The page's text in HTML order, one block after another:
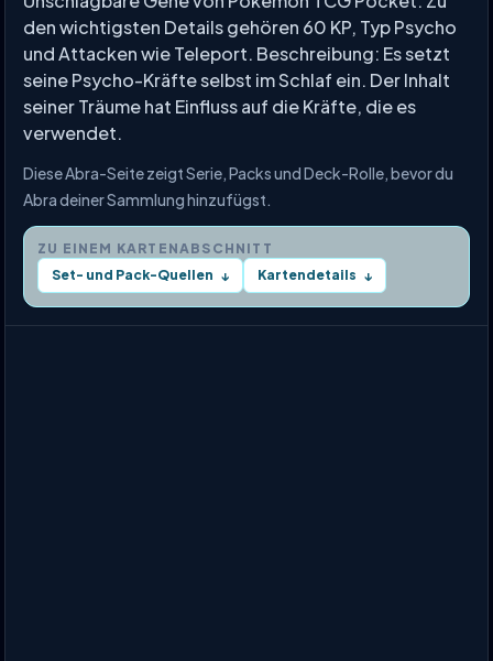
den wichtigsten Details gehören 60 KP, Typ Psycho
und Attacken wie Teleport. Beschreibung: Es setzt
seine Psycho-Kräfte selbst im Schlaf ein. Der Inhalt
seiner Träume hat Einfluss auf die Kräfte, die es
verwendet.
Diese Abra-Seite zeigt Serie, Packs und Deck-Rolle, bevor du
Abra deiner Sammlung hinzufügst.
ZU EINEM KARTENABSCHNITT
Set- und Pack-Quellen ↓ Kartendetails ↓